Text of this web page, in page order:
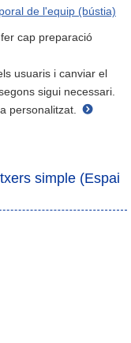
de l'equip (bústia)
cap preparació
usuaris i canviar el
sigui necessari.
personalitzat.
simple (Espai